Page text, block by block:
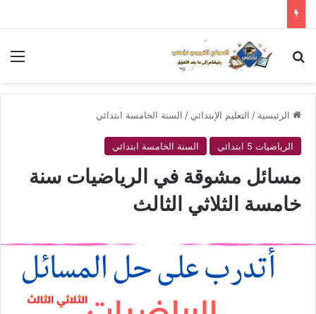
بحث عن
الرئيسية / التعليم الإبتدائي / السنة الخامسة ابتدائي
الرياضيات 5 ابتدائي السنة الخامسة ابتدائي
مسائل مشوقة في الرياضيات سنة
خامسة الثلاثي الثالث